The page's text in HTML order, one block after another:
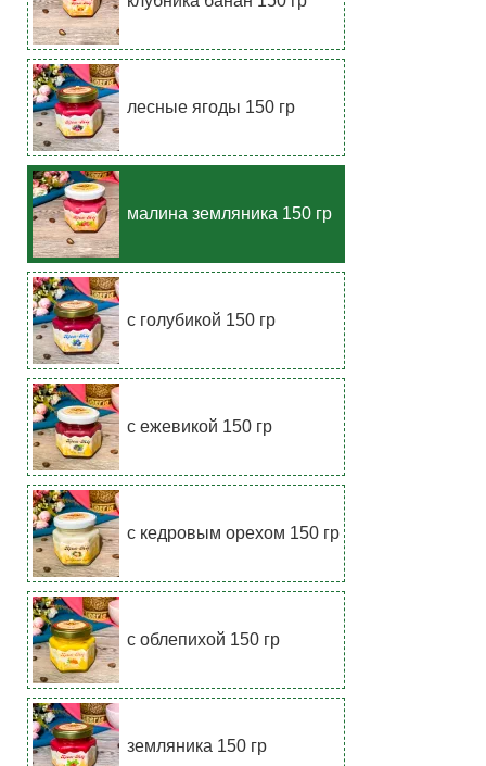
лесные ягоды 150 гр
малина земляника 150 гр
с голубикой 150 гр
с ежевикой 150 гр
с кедровым орехом 150 гр
с облепихой 150 гр
земляника 150 гр